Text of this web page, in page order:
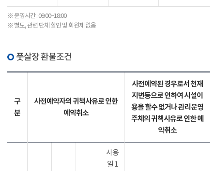
※ 운영시간 : 09:00~18:00
※ 별도, 관련 단체 할인 및 회원제 없음
풋살장 환불조건
구
분
사전예약자의 귀책사유로 인한
예약취소
사전예약된 경우로서 천재
지변등으로 인하여 시설이
용을 할수 없거나 관리운영
주체의 귀책사유로 인한 예
약취소
사용
일 1